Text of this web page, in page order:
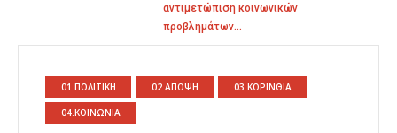
αντιμετώπιση κοινωνικών
προβλημάτων…
01.ΠΟΛΙΤΙΚΗ 02.ΑΠΟΨΗ 03.ΚΟΡΙΝΘΙΑ
04.ΚΟΙΝΩΝΙΑ